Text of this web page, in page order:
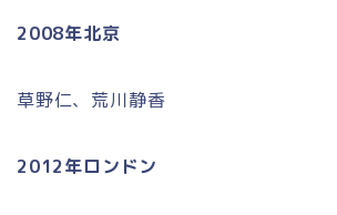
2008年北京
草野仁、荒川静香
2012年ロンドン